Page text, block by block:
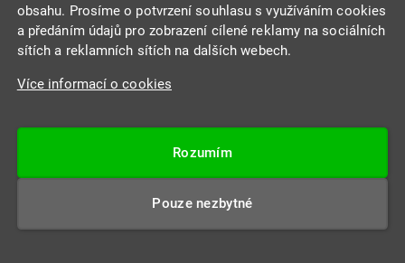
Daňově uznatelné a neuznatelné náklady
obsahu. Prosíme o potvrzení souhlasu s využíváním cookies
a předáním údajů pro zobrazení cílené reklamy na sociálních
sítích a reklamních sítích na dalších webech.
Více informací o cookies
Rozumím
Pouze nezbytné